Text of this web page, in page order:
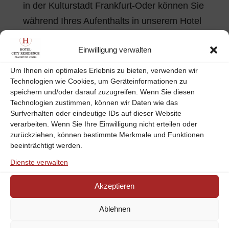
Einwilligung verwalten
Um Ihnen ein optimales Erlebnis zu bieten, verwenden wir
Technologien wie Cookies, um Geräteinformationen zu
speichern und/oder darauf zuzugreifen. Wenn Sie diesen
Technologien zustimmen, können wir Daten wie das
Surfverhalten oder eindeutige IDs auf dieser Website
verarbeiten. Wenn Sie Ihre Einwilligung nicht erteilen oder
zurückziehen, können bestimmte Merkmale und Funktionen
beeinträchtigt werden.
Dienste verwalten
Akzeptieren
Ablehnen
in der Kulturstadt Frankfurt-Oder können Sie
während Ihres Aufenthalts in unserem Hotel
in Frankfurt-Oder auch zahlreiche Museen
und kulturelle Orte in der Umgebung
besuchen. Für jeden...
Die Märkische Schweiz entdecken – Ihr aktives
Aufenthalt im Hotel in Frankfurt-Oder
byCR-Team|Juli 24, 2017|Allgemein
Knapp 50 Kilometer von Frankfurt-Oder
entfernt liegt der Naturpark Märkische
Schweiz. Er wurde schon 1990, also kurz
nach dem Fall der Mauer, eröffnet und ist
damit der älteste, aber auch der kleinste